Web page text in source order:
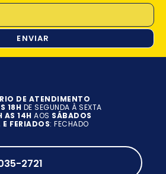
ENVIAR
DE ATENDIMENTO
18H DE SEGUNDA À SEXTA
AS 14H AOS SÁBADOS
FERIADOS: FECHADO
2721